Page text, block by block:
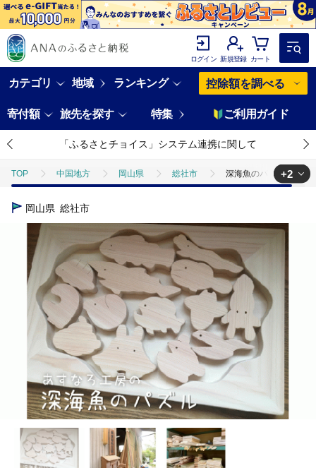
ログイン 新規登録 カート
カテゴリ 地域 ランキング 控除額を調べる
寄付額 旅先を探す 特集 ご利用ガイド
「ふるさとチョイス」システム連携に関して
TOP 中国地方 岡山県 総社市 深海魚のパズル019-
TOP
ほかの雑貨・日用品 深海魚のパズル
+2
岡山県 総社市